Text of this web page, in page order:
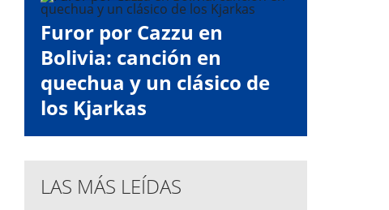
Furor por Cazzu en
Bolivia: canción en
quechua y un clásico de
los Kjarkas
LAS MÁS LEÍDAS